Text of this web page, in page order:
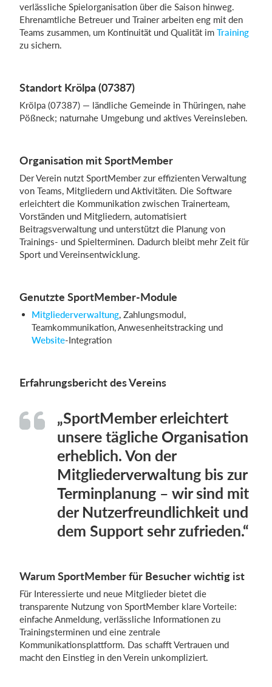
verlässliche Spielorganisation über die Saison hinweg.
Ehrenamtliche Betreuer und Trainer arbeiten eng mit den
Teams zusammen, um Kontinuität und Qualität im Training
zu sichern.
Standort Krölpa (07387)
Krölpa (07387) — ländliche Gemeinde in Thüringen, nahe
Pößneck; naturnahe Umgebung und aktives Vereinsleben.
Organisation mit SportMember
Der Verein nutzt SportMember zur effizienten Verwaltung
von Teams, Mitgliedern und Aktivitäten. Die Software
erleichtert die Kommunikation zwischen Trainerteam,
Vorständen und Mitgliedern, automatisiert
Beitragsverwaltung und unterstützt die Planung von
Trainings- und Spielterminen. Dadurch bleibt mehr Zeit für
Sport und Vereinsentwicklung.
Genutzte SportMember-Module
Mitgliederverwaltung, Zahlungsmodul,
Teamkommunikation, Anwesenheitstracking und
Website-Integration
Erfahrungsbericht des Vereins
„SportMember erleichtert
unsere tägliche Organisation
erheblich. Von der
Mitgliederverwaltung bis zur
Terminplanung – wir sind mit
der Nutzerfreundlichkeit und
dem Support sehr zufrieden.“
Warum SportMember für Besucher wichtig ist
Für Interessierte und neue Mitglieder bietet die
transparente Nutzung von SportMember klare Vorteile:
einfache Anmeldung, verlässliche Informationen zu
Trainingsterminen und eine zentrale
Kommunikationsplattform. Das schafft Vertrauen und
macht den Einstieg in den Verein unkompliziert.